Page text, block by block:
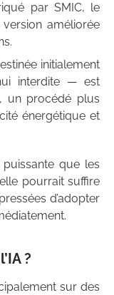
par SMIC, le
améliorée
initialement
interdite — est
un procédé plus
énergétique et
que les
pourrait suffire
d’adopter
?
sur des